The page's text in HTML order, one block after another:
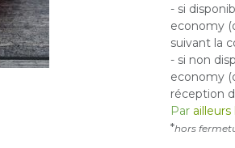
- si
economy
suivant la
- si non
economy
réception
Par
*hors